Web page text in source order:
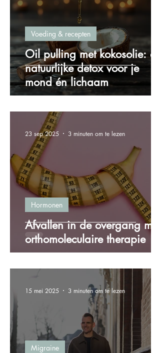
Oil pulling met kokosolie: de
natuurlijke detox voor je
mond én lichaam
Voeding & recepten
Afvallen in de overgang met
orthomoleculaire therapie
Hormonen
23 sep 2025 3 minuten om te lezen
Migraine
15 mei 2025 3 minuten om te lezen